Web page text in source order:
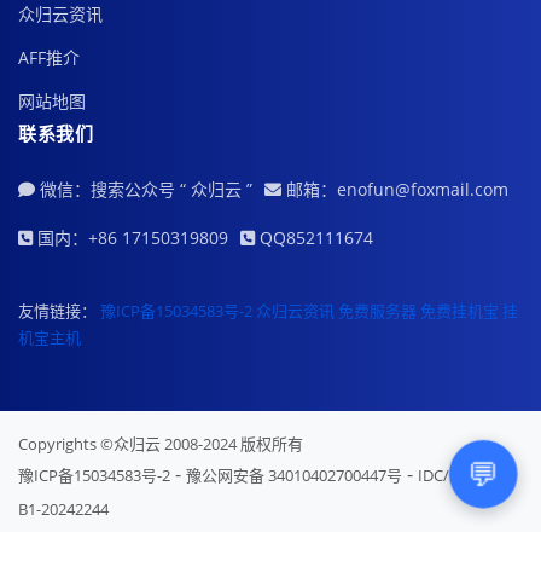
众归云资讯
AFF推介
网站地图
联系我们
微信：搜索公众号 “ 众归云 ” 邮箱：enofun@foxmail.com
国内：+86 17150319809 QQ852111674
友情链接： 豫ICP备15034583号-2 众归云资讯 免费服务器 免费挂机宝 挂
机宝主机
Copyrights ©众归云 2008-2024 版权所有
豫ICP备15034583号-2 - 豫公网安备 34010402700447号 - IDC/ISP证号
B1-20242244
💬